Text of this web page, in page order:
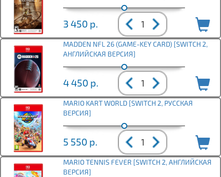
3 450 р.
MADDEN NFL 26 (GAME-KEY CARD) [SWITCH 2,
АНГЛИЙСКАЯ ВЕРСИЯ]
4 450 р.
MARIO KART WORLD [SWITCH 2, РУССКАЯ
ВЕРСИЯ]
5 550 р.
MARIO TENNIS FEVER [SWITCH 2, АНГЛИЙСКАЯ
ВЕРСИЯ]